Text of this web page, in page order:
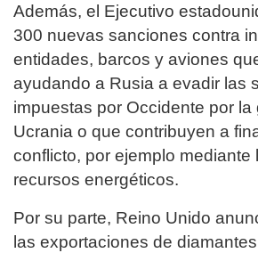
Además, el Ejecutivo
300 nuevas sanciones contra
entidades, barcos y aviones
ayudando a Rusia a evadir las
impuestas por Occidente por la
Ucrania o que contribuyen a
conflicto, por ejemplo mediante
recursos energéticos.
Por su parte, Reino Unido
las exportaciones de